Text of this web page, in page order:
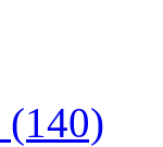
(140)